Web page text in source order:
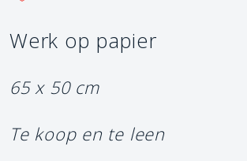
Werk op papier
65 x 50 cm
Te koop en te leen